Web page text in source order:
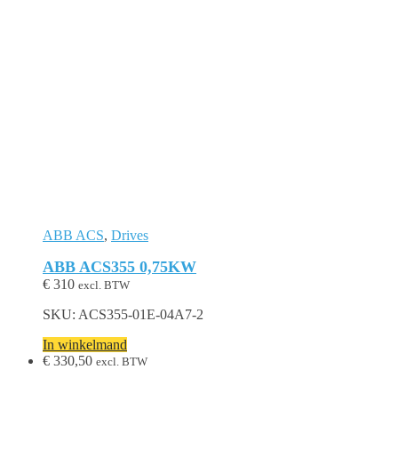
ABB ACS, Drives
ABB ACS355 0,75KW
€ 310 excl. BTW
SKU: ACS355-01E-04A7-2
In winkelmand
€ 330,50 excl. BTW